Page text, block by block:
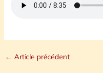
← Article précédent